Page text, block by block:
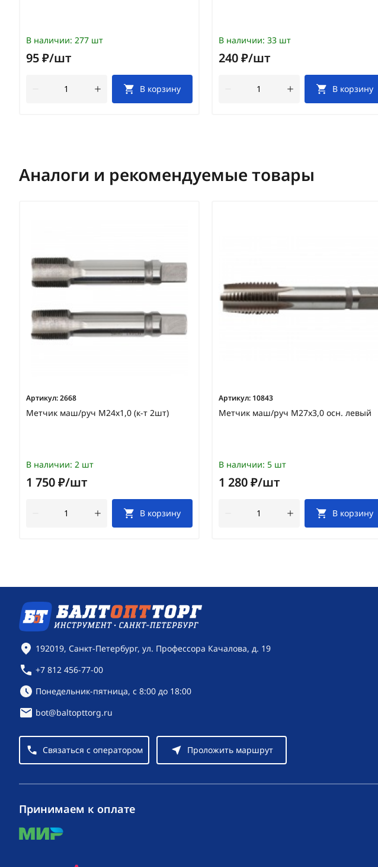
В наличии: 277 шт
95 ₽/шт
В корзину
В наличии: 33 шт
240 ₽/шт
В корзину
Аналоги и рекомендуемые товары
Артикул:2668
Метчик маш/руч М24х1,0 (к-т 2шт)
В наличии: 2 шт
1 750 ₽/шт
В корзину
Артикул: 10843
Метчик маш/руч М27х3,0 осн. левый
В наличии: 5 шт
1 280 ₽/шт
В корзину
Контактная информация
192019, Санкт-Петербург, ул. Профессора Качалова, д. 19
+7 812 456-77-00
Режим работы:
Понедельник-пятница, с 8:00 до 18:00
bot@baltopttorg.ru
Связаться с оператором Проложить маршрут
Принимаем к оплате
mir